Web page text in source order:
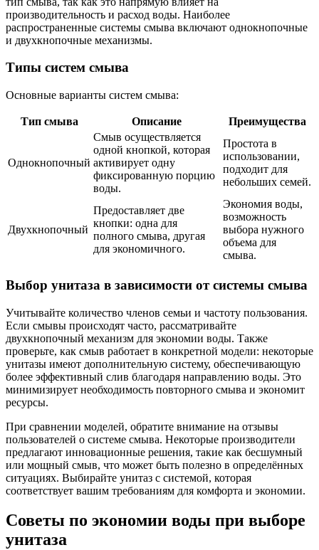
производительность и расход воды. Наиболее
распространенные системы смыва включают однокнопочные
и двухкнопочные механизмы.
Типы систем смыва
Основные варианты систем смыва:
Тип смыва Описание Преимущества
Однокнопочный
Смыв осуществляется
одной кнопкой, которая
активирует одну
фиксированную порцию
воды.
Простота в
использовании,
подходит для
небольших семей.
Двухкнопочный
Предоставляет две
кнопки: одна для
полного смыва, другая
для экономичного.
Экономия воды,
возможность
выбора нужного
объема для
смыва.
Выбор унитаза в зависимости от системы смыва
Учитывайте количество членов семьи и частоту пользования.
Если смывы происходят часто, рассматривайте
двухкнопочный механизм для экономии воды. Также
проверьте, как смыв работает в конкретной модели: некоторые
унитазы имеют дополнительную систему, обеспечивающую
более эффективный слив благодаря направлению воды. Это
минимизирует необходимость повторного смыва и экономит
ресурсы.
При сравнении моделей, обратите внимание на отзывы
пользователей о системе смыва. Некоторые производители
предлагают инновационные решения, такие как бесшумный
или мощный смыв, что может быть полезно в определённых
ситуациях. Выбирайте унитаз с системой, которая
соответствует вашим требованиям для комфорта и экономии.
Советы по экономии воды при выборе
унитаза